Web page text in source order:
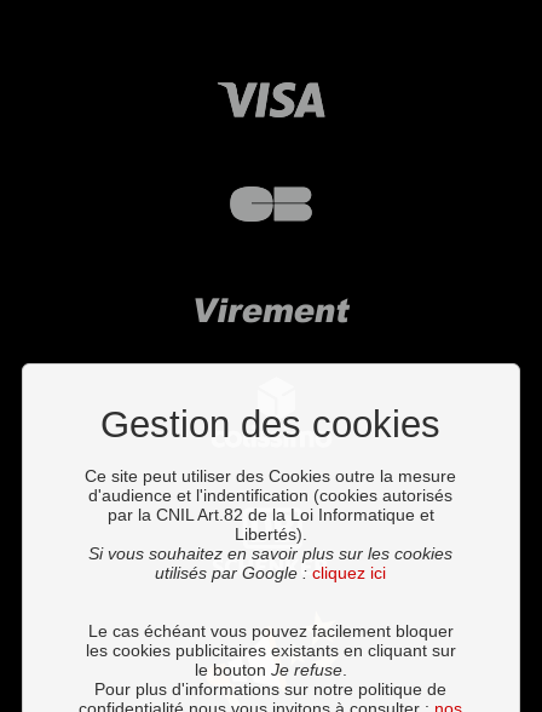
Gestion des cookies
Ce site peut utiliser des Cookies outre la mesure
d'audience et l'indentification (cookies autorisés
par la CNIL Art.82 de la Loi Informatique et
Libertés).
Si vous souhaitez en savoir plus sur les cookies
utilisés par Google :cliquez ici
Le cas échéant vous pouvez facilement bloquer
les cookies publicitaires existants en cliquant sur
le bouton Je refuse.
Pour plus d'informations sur notre politique de